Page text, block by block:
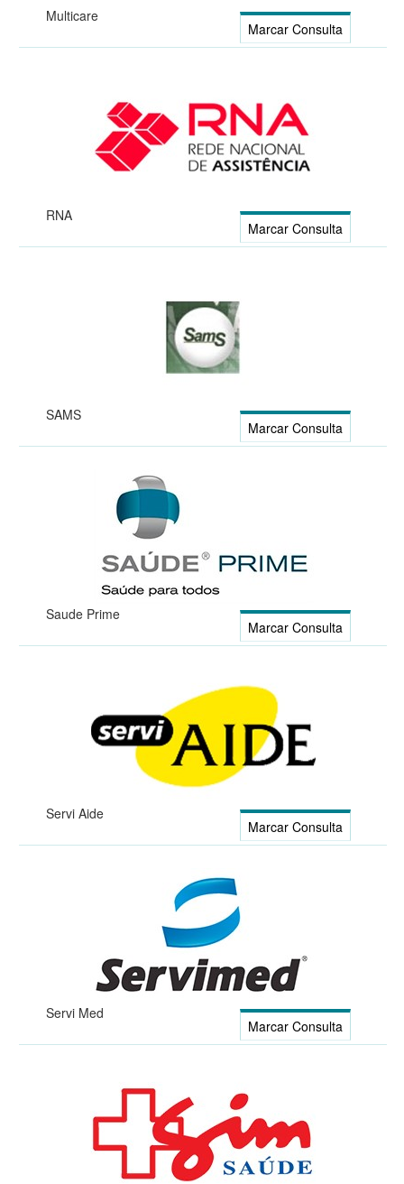
Multicare
Marcar Consulta
RNA
Marcar Consulta
SAMS
Marcar Consulta
Saude Prime
Marcar Consulta
Servi Aide
Marcar Consulta
Servi Med
Marcar Consulta